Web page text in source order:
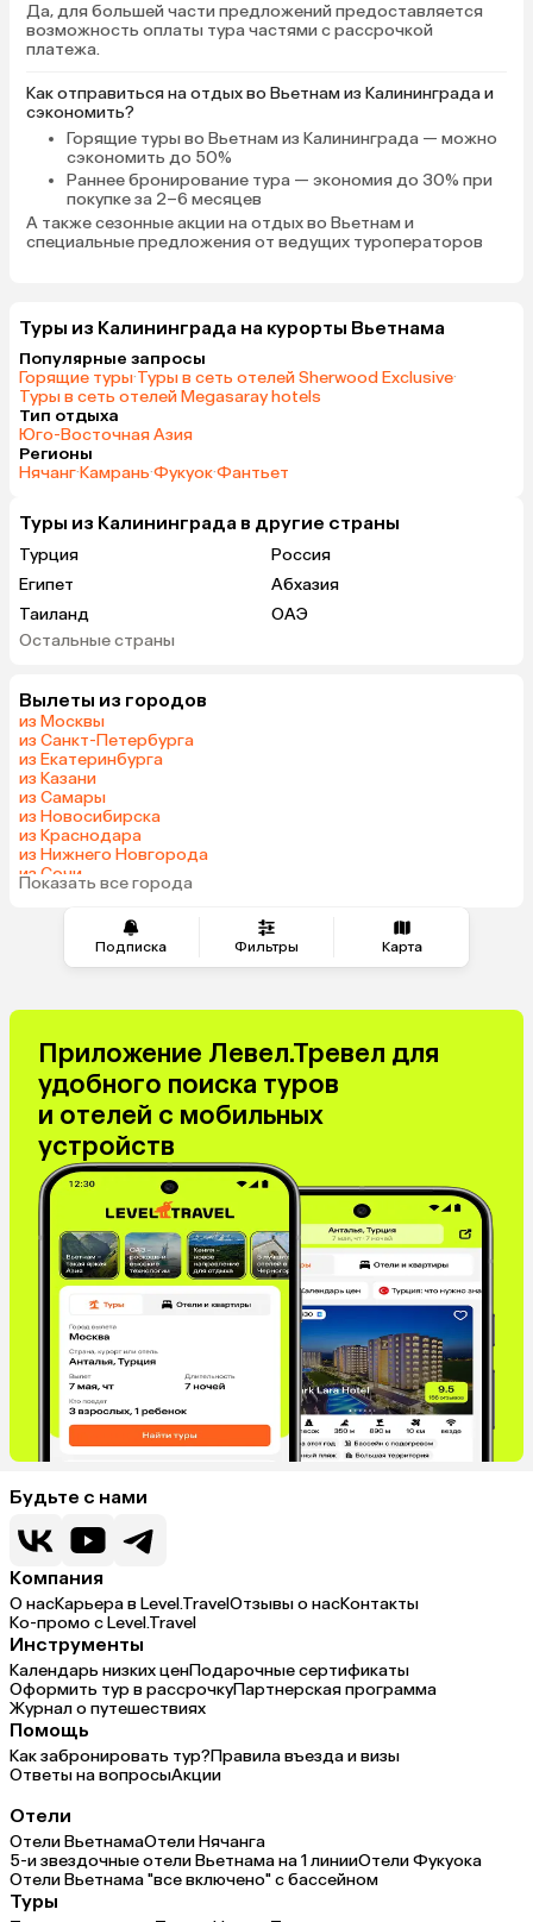
Подписка Фильтры Карта
Да, для большей части предложений предоставляется
возможность оплаты тура частями с рассрочкой
платежа.
Как отправиться на отдых во Вьетнам из Калининграда и
сэкономить?
Горящие туры во Вьетнам из Калининграда — можно
сэкономить до 50%
Раннее бронирование тура — экономия до 30% при
покупке за 2–6 месяцев
А такжесезонные акции на отдых во Вьетнам и
специальные предложения от ведущих туроператоров
Туры из Калининграда на курорты Вьетнама
Популярные запросы
Горящие туры·Туры в сеть отелей Sherwood Exclusive·
Туры в сеть отелей Megasaray hotels
Тип отдыха
Юго-Восточная Азия
Регионы
Нячанг·Камрань·Фукуок·Фантьет
Туры из Калининграда в другие страны
Турция
Россия
Египет
Абхазия
Таиланд
ОАЭ
Мальдивы
Шри-Ланка
Азербайджан
Индия
Катар
Киргизия
Саудовская Аравия
Таджикистан
Болгария
Остальные страны
Вылеты из городов
из Москвы
из Санкт-Петербурга
из Екатеринбурга
из Казани
из Самары
из Новосибирска
из Краснодара
из Нижнего Новгорода
из Сочи
из Челябинска
Показать все города
Приложение Левел.Тревел для
удобного поиска туров
и отелей с мобильных
устройств
Будьте с нами
Компания
О насКарьера в Level.TravelОтзывы о насКонтакты
Ко-промо с Level.Travel
Инструменты
Календарь низких ценПодарочные сертификаты
Оформить тур в рассрочкуПартнерская программа
Журнал о путешествиях
Помощь
Как забронировать тур?Правила въезда и визы
Ответы на вопросыАкции
Отели
Отели ВьетнамаОтели Нячанга
5-и звездочные отели Вьетнама на 1 линииОтели Фукуока
Отели Вьетнама "все включено" с бассейном
Туры